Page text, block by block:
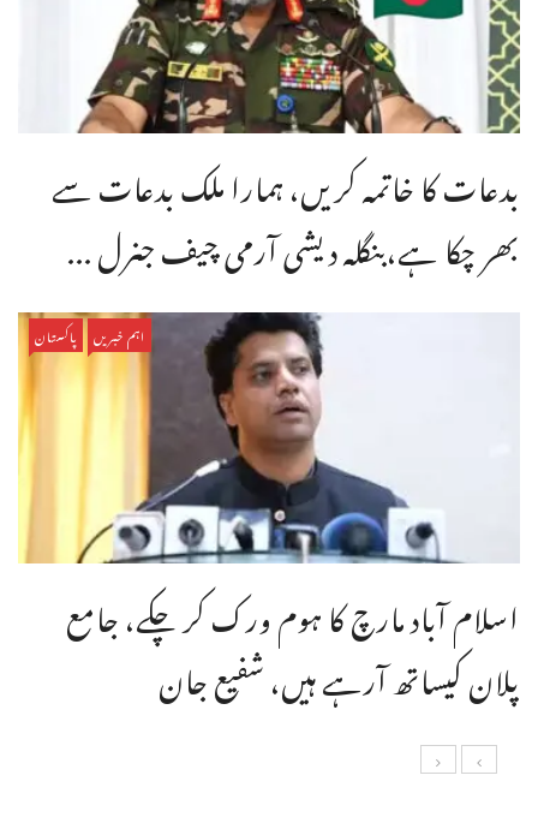
بدعات کا خاتمہ کریں، ہمارا ملک بدعات سے
بھر چکا ہے،بنگله دیشی آرمی چیف جنرل ...
اہم خبریں پاکستان
اسلام آباد مارچ کا ہوم ورک کر چکے، جامع
پلان کیساتھ آرہے ہیں، شفیع جان